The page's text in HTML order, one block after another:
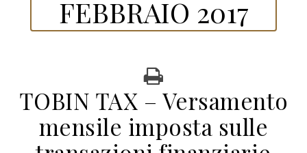
FEBBRAIO 2017
TOBIN TAX – Versamento
mensile imposta sulle